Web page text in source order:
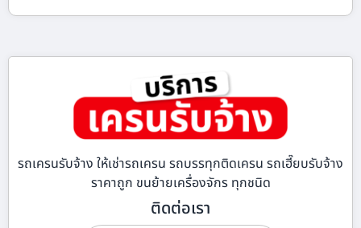
รถเครนรับจ้าง ให้เช่ารถเครน รถบรรทุกติดเครน รถเฮี๊ยบรับจ้าง
ราคาถูก ขนย้ายเครื่องจักร ทุกชนิด
ติดต่อเรา